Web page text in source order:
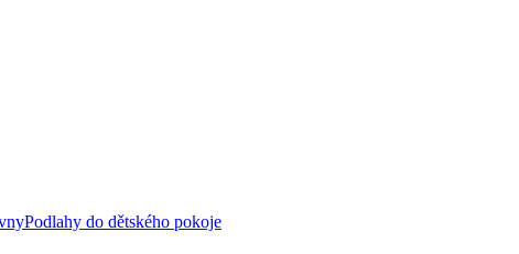
Podlahy do dětského pokoje